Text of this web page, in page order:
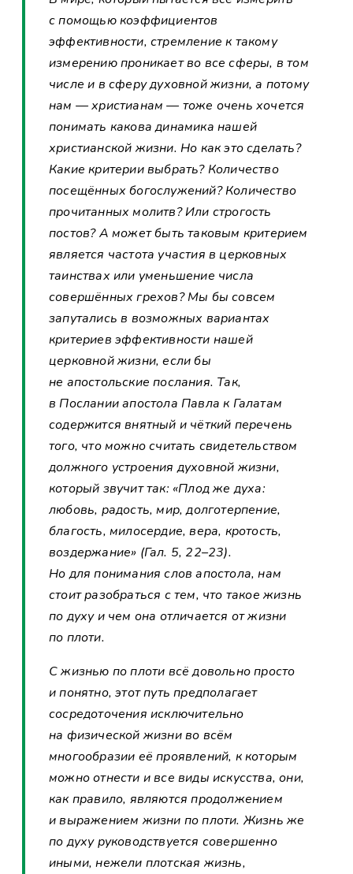
с помощью коэффициентов
эффективности, стремление к такому
измерению проникает во все сферы, в том
числе и в сферу духовной жизни, а потому
нам — христианам — тоже очень хочется
понимать какова динамика нашей
христианской жизни. Но как это сделать?
Какие критерии выбрать? Количество
посещённых богослужений? Количество
прочитанных молитв? Или строгость
постов? А может быть таковым критерием
является частота участия в церковных
таинствах или уменьшение числа
совершённых грехов? Мы бы совсем
запутались в возможных вариантах
критериев эффективности нашей
церковной жизни, если бы
не апостольские послания. Так,
в Послании апостола Павла к Галатам
содержится внятный и чёткий перечень
того, что можно считать свидетельством
должного устроения духовной жизни,
который звучит так: «Плод же духа:
любовь, радость, мир, долготерпение,
благость, милосердие, вера, кротость,
воздержание» (Гал. 5, 22–23).
Но для понимания слов апостола, нам
стоит разобраться с тем, что такое жизнь
по духу и чем она отличается от жизни
по плоти.
С жизнью по плоти всё довольно просто
и понятно, этот путь предполагает
сосредоточения исключительно
на физической жизни во всём
многообразии её проявлений, к которым
можно отнести и все виды искусства, они,
как правило, являются продолжением
и выражением жизни по плоти. Жизнь же
по духу руководствуется совершенно
иными, нежели плотская жизнь,